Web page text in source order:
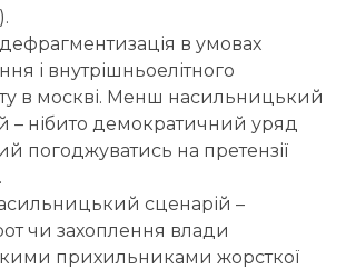
в умовах
і внутрішньоелітного
в москві. Менш насильницький
– нібито демократичний уряд
погоджуватись на претензії
сценарій –
чи захоплення влади
прихильниками жорсткої